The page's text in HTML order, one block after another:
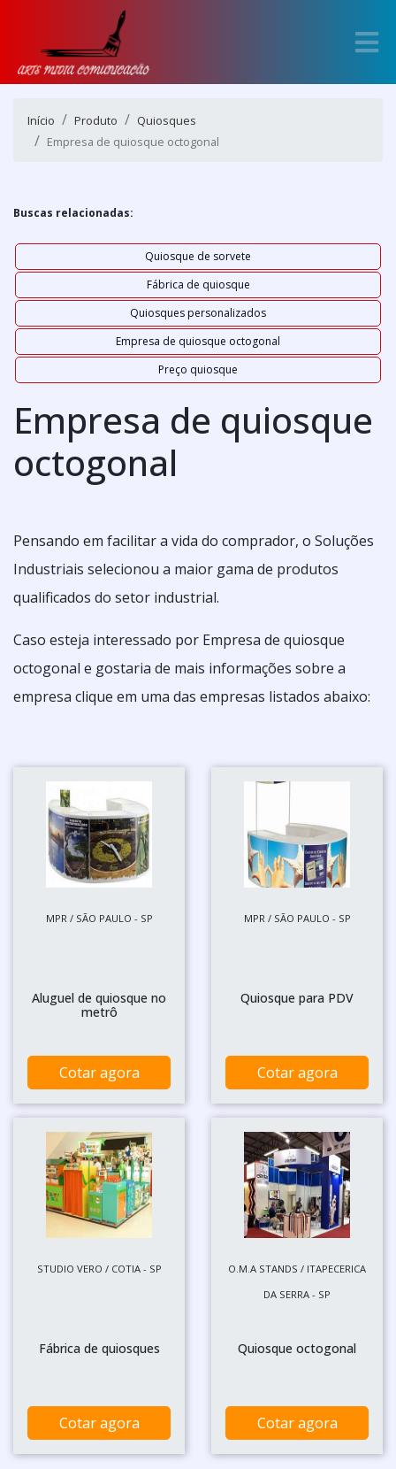
Início Produto
Quiosques
Empresa de quiosque octogonal
Buscas relacionadas:
Quiosque de sorvete
Fábrica de quiosque
Quiosques personalizados
Empresa de quiosque octogonal
Preço quiosque
Empresa de quiosque
octogonal
Pensando em facilitar a vida do comprador, o Soluções
Industriais selecionou a maior gama de produtos
qualificados do setor industrial.
Caso esteja interessado por Empresa de quiosque
octogonal e gostaria de mais informações sobre a
empresa clique em uma das empresas listados abaixo:
MPR / SÃO PAULO - SP
Aluguel de quiosque no
metrô
Cotar agora
MPR / SÃO PAULO - SP
Quiosque para PDV
Cotar agora
STUDIO VERO / COTIA - SP
Fábrica de quiosques
Cotar agora
O.M.A STANDS / ITAPECERICA
DA SERRA - SP
Quiosque octogonal
Cotar agora